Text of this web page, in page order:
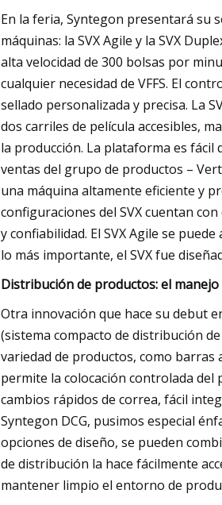
En la feria, Syntegon presentará su
máquinas: la SVX Agile y la SVX
alta velocidad de 300 bolsas por
cualquier necesidad de VFFS. El
sellado personalizada y precisa. La
dos carriles de película accesibles,
la producción. La plataforma es fácil
ventas del grupo de productos –
una máquina altamente eficiente y
configuraciones del SVX cuentan
y confiabilidad. El SVX Agile se
lo más importante, el SVX fue
Distribución de productos: el
Otra innovación que hace su debut
(sistema compacto de distribución
variedad de productos, como barras
permite la colocación controlada del
cambios rápidos de correa, fácil
Syntegon DCG, pusimos especial
opciones de diseño, se pueden
de distribución la hace fácilmente
mantener limpio el entorno de